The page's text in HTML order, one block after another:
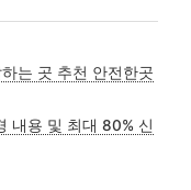
는 곳 추천 안전한곳
내용 및 최대 80% 신